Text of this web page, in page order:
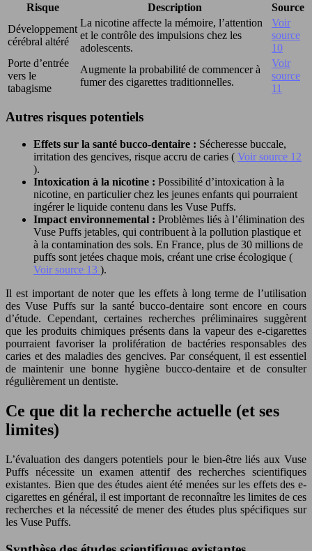
Risque Description
Source
Développement
cérébral altéré
La nicotine affecte la mémoire, l’attention
et le contrôle des impulsions chez les
adolescents.
Voir
source
10
Porte d’entrée
vers le
tabagisme
Augmente la probabilité de commencer à
fumer des cigarettes traditionnelles.
Voir
source
11
Autres risques potentiels
Effets sur la santé bucco-dentaire : Sécheresse buccale,
irritation des gencives, risque accru de caries ( Voir source 12
).
Intoxication à la nicotine : Possibilité d’intoxication à la
nicotine, en particulier chez les jeunes enfants qui pourraient
ingérer le liquide contenu dans les Vuse Puffs.
Impact environnemental : Problèmes liés à l’élimination des
Vuse Puffs jetables, qui contribuent à la pollution plastique et
à la contamination des sols. En France, plus de 30 millions de
puffs sont jetées chaque mois, créant une crise écologique (
Voir source 13 ).
Il est important de noter que les effets à long terme de l’utilisation
des Vuse Puffs sur la santé bucco-dentaire sont encore en cours
d’étude. Cependant, certaines recherches préliminaires suggèrent
que les produits chimiques présents dans la vapeur des e-cigarettes
pourraient favoriser la prolifération de bactéries responsables des
caries et des maladies des gencives. Par conséquent, il est essentiel
de maintenir une bonne hygiène bucco-dentaire et de consulter
régulièrement un dentiste.
Ce que dit la recherche actuelle (et ses
limites)
L’évaluation des dangers potentiels pour le bien-être liés aux Vuse
Puffs nécessite un examen attentif des recherches scientifiques
existantes. Bien que des études aient été menées sur les effets des e-
cigarettes en général, il est important de reconnaître les limites de ces
recherches et la nécessité de mener des études plus spécifiques sur
les Vuse Puffs.